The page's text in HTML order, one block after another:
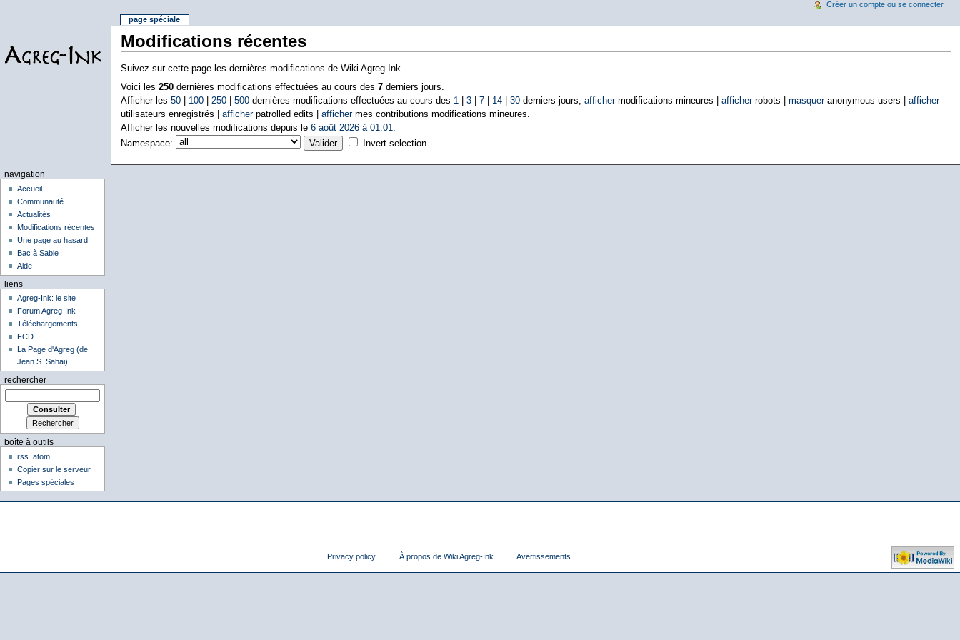
Modifications récentes
Suivez sur cette page les dernières modifications de Wiki Agreg-Ink.
Voici les 250dernières modifications effectuées au cours des 7derniers jours.
Afficher les 50| 100| 250| 500dernières modifications effectuées au cours des 1 3| 7| 14| 30derniers jours; affichermodifications mineures | afficherrobots | masqueranonymous users | afficher
utilisateurs enregistrés | afficherpatrolled edits | affichermes contributions modifications mineures.
Afficher les nouvelles modifications depuis le 6 août 2026 à 01:01
Namespace:
Invert selection
page spéciale
Créer un compte ou se connecter
navigation
Accueil
Communauté
Actualités
Modifications récentes
Une page au hasard
Bac à Sable
Aide
liens
Agreg-Ink: le site
Forum Agreg-Ink
Téléchargements
FCD
La Page d'Agreg (de
Jean S. Sahai)
rechercher
boîte à outils
rss
atom
Copier sur le serveur
Pages spéciales
Privacy policy À propos de Wiki Agreg-Ink Avertissements